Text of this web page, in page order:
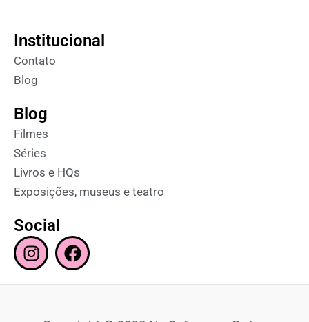
Institucional
Contato
Blog
Blog
Filmes
Séries
Livros e HQs
Exposições, museus e teatro
Social
I
n
s
F
a
c